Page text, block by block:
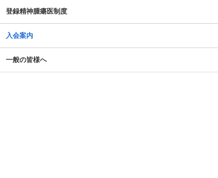
登録精神腫瘍医制度
入会案内
一般の皆様へ